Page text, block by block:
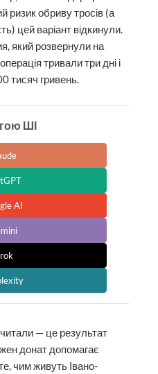
ризик обриву тросів (а
цей варіант відкинули.
який розвернули на
тривали три дні і
тисяч гривень.
ШІ
AI
— це результат
донат допомагає
чим живуть Івано-